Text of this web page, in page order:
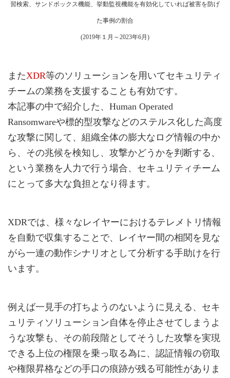
習検索、サンドボックス機能、挙動監視機能を有効化していれば被害を防げ
た事例の割合
(2019年１月～2023年6月)
またXDR等のソリューションを用いてセキュリティ
チームの業務を支援することも有効です。
本記事の中で紹介した、Human Operated
Ransomwareや標的型攻撃などのステルス化した高度
な攻撃に関して、組織全体の膨大なログ情報の中か
ら、その兆候を検知し、攻撃かどうかを判断する、
という業務を人力で行う場合、セキュリティチーム
にとって多大な負担となり得ます。
XDRでは、様々なレイヤーにおけるテレメトリ情報
を自動で収集することで、レイヤー間の相関を見な
がら一連の動作シナリオとして分析する手助けを行
います。
例えば一見手の打ちようのないように見える、セキ
ュリティソリューション自体を停止させてしまうよ
うな攻撃も、その前段階としてそうした攻撃を実現
できる上位の権限を乗っ取る為に、認証情報の窃取
や権限昇格などの手口の痕跡が残る可能性がありま